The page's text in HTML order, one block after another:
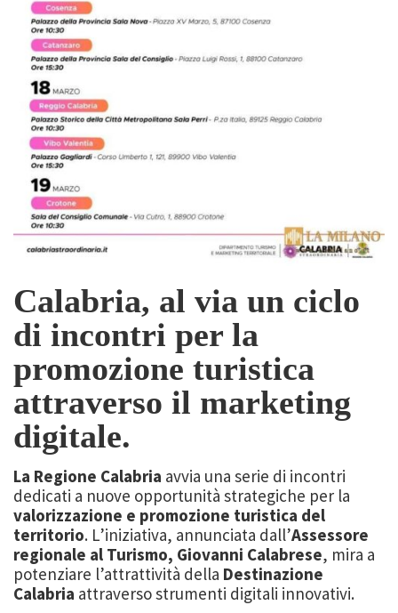
Calabria, al via un ciclo
di incontri per la
promozione turistica
attraverso il marketing
digitale.
La Regione Calabria avvia una serie di incontri
dedicati a nuove opportunità strategiche per la
valorizzazione e promozione turistica del
territorio. L’iniziativa, annunciata dall’Assessore
regionale al Turismo, Giovanni Calabrese, mira a
potenziare l’attrattività della Destinazione
Calabria attraverso strumenti digitali innovativi.